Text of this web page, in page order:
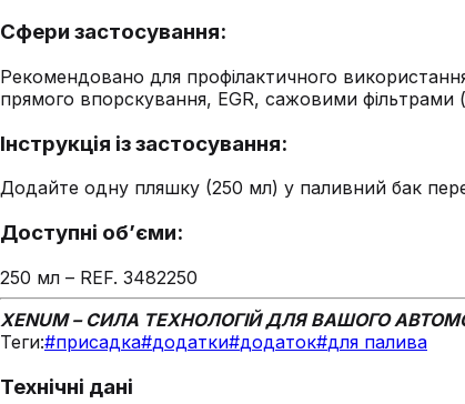
Сфери застосування:
Рекомендовано для профілактичного
прямого впорскування, EGR, сажовими фільтрами
Інструкція із застосування:
Додайте одну пляшку (250 мл) у паливний бак
Доступні об’єми:
250 мл – REF. 3482250
XENUM – СИЛА ТЕХНОЛОГІЙ ДЛЯ ВАШОГО
Теги:#присадка#додатки#додаток#для палива
Технічні дані